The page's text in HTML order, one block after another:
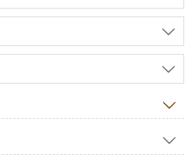



